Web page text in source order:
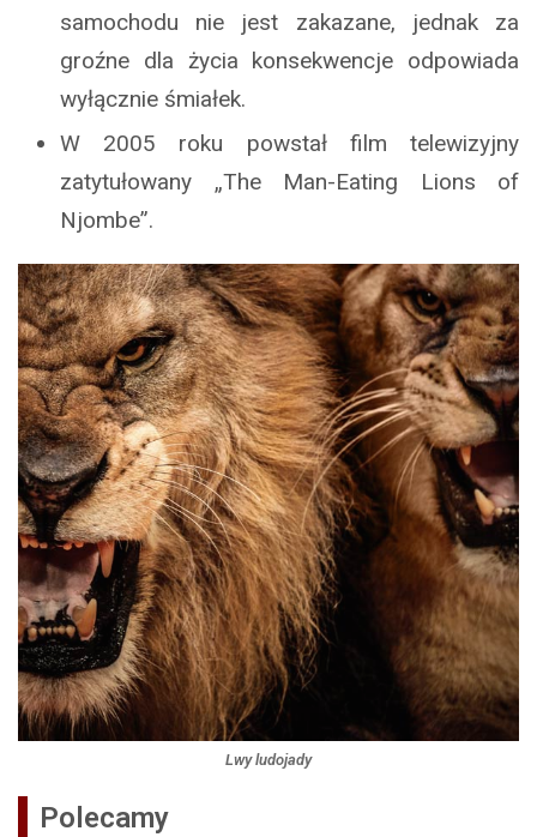
samochodu nie jest zakazane, jednak za
groźne dla życia konsekwencje odpowiada
wyłącznie śmiałek.
W 2005 roku powstał film telewizyjny
zatytułowany „The Man-Eating Lions of
Njombe”.
Lwy ludojady
Polecamy